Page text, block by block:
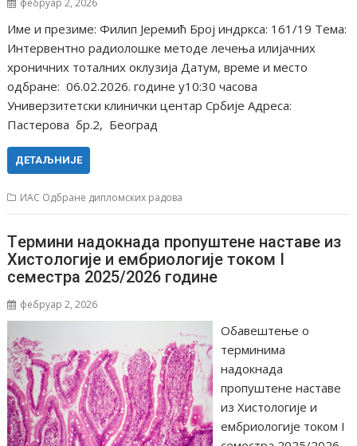
фебруар 2, 2026
Име и презиме: Филип Јеремић Број индркса: 161/19 Тема:
Интервентно радиолошке методе лечења илијачних
хроничних тоталних оклузија Датум, време и место
одбране: 06.02.2026. године у10:30 часова
Универзитетски клинички центар Србије Адреса:
Пастерова бр.2, Београд
ДЕТАЉНИЈЕ
ИАС Одбране дипломских радова
Tермини надокнада пропуштене наставе из
Хистологије и ембриологије током I
семестра 2025/2026 године
фебруар 2, 2026
Обавештење о
терминима
надокнада
пропуштене наставе
из Хистологије и
ембриологије током I